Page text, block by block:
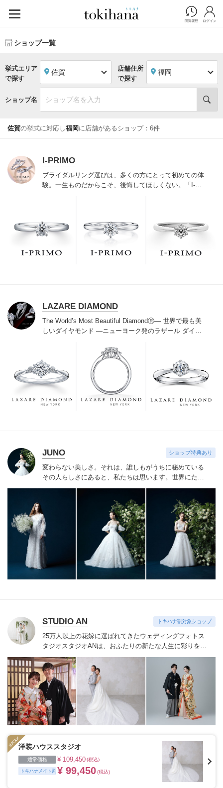
ショップ一覧
挙式エリア
で探す
佐賀
店舗住所
で探す
福岡
ショップ名
佐賀の挙式に対応し福岡 に店舗があるショップ：6件
I-PRIMO
ブライダルリング選びは、多くの方にとって初めての体
験。一生ものだからこそ、後悔してほしくない。「I-
でお待ちしております。リング選びの最初の一歩をご一
緒に。まずは、アイプリモへ。
LAZARE DIAMOND
The World’s Most Beautiful DiamondⓇ― 世界で最も美
しいダイヤモンド ―ニューヨーク発のラザール ダイヤ
られ120年を超えた今もなおダイヤモンドの美しい輝き
にこだわり続けています。私たちの願いは、この生涯変
わらないワン＆オンリーの輝きを幸せの象徴として、い
つも、ずっと、身に着けていただくことです。
JUNO ショップ特典あり
変わらない美しさ。それは、誰しもがうちに秘めている
その人らしさにあると、私たちは思います。 世界にたっ
たひと組のおふたりのこれまでと、これからの物語に思
ス、ことばにならない想いさえも織り込みながら。衣裳
をあわせる時間は、結婚式のその日だけではなく、その
先もつづくおふたりの人生を彩る時間。らしく輝く、自
信とよろこびに満ちたすべての幸せの瞬間のために。そ
の人らしさという、変わらない美しさを 私たちは求め
つづけています。
STUDIO AN トキハナ割対象ショップ
25万人以上の花嫁に選ばれてきたウェディングフォトス
タジオ スタジオANは、おふたりの新たな人生に彩りを添
える“最高のウェディングフォト”のお手伝いをさせてい
ただきます。
1枚の写真のチカラを信じて
洋装ハウススタジオ
通常価格 ¥ 109,450(税込)
トキハナメイト割 ¥ 99,450(税込)